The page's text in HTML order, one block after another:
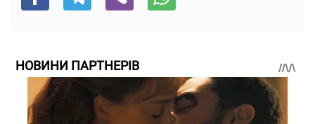
НОВИНИ ПАРТНЕРІВ